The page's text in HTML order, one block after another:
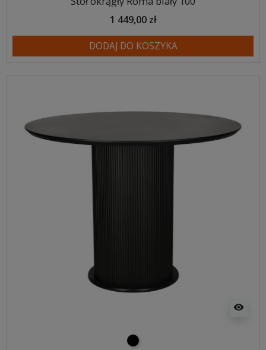
1 449,00 zł
DODAJ DO KOSZYKA
visibility
czarny